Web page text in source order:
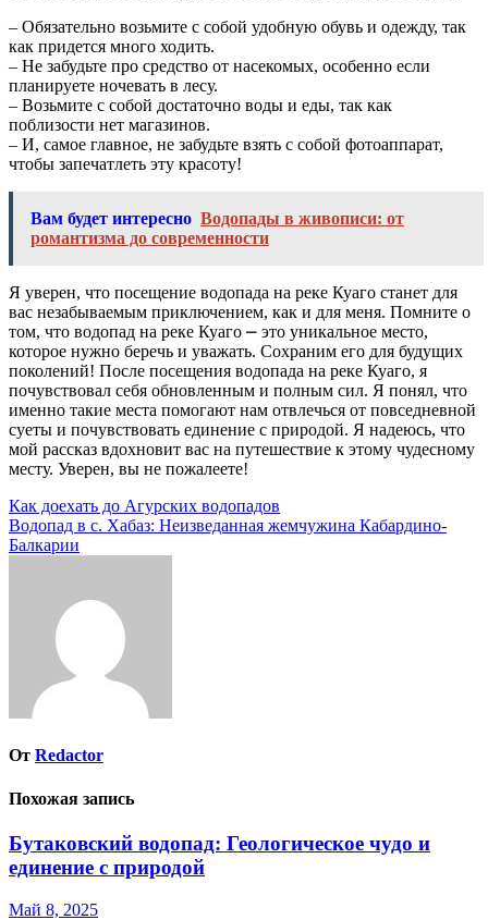
– Обязательно возьмите с собой удобную обувь и одежду, так
как придется много ходить.
– Не забудьте про средство от насекомых, особенно если
планируете ночевать в лесу.
– Возьмите с собой достаточно воды и еды, так как
поблизости нет магазинов.
– И, самое главное, не забудьте взять с собой фотоаппарат,
чтобы запечатлеть эту красоту!
Вам будет интересно Водопады в живописи: от
романтизма до современности
Я уверен, что посещение водопада на реке Куаго станет для
вас незабываемым приключением, как и для меня. Помните о
том, что водопад на реке Куаго ⎼ это уникальное место,
которое нужно беречь и уважать. Сохраним его для будущих
поколений! После посещения водопада на реке Куаго, я
почувствовал себя обновленным и полным сил. Я понял, что
именно такие места помогают нам отвлечься от повседневной
суеты и почувствовать единение с природой. Я надеюсь, что
мой рассказ вдохновит вас на путешествие к этому чудесному
месту. Уверен, вы не пожалеете!
Навигация
по
Как доехать до Агурских водопадов
Водопад в с. Хабаз: Неизведанная жемчужина Кабардино-
Балкарии
От Redactor
Похожая запись
Бутаковский водопад: Геологическое чудо и
единение с природой
Май 8, 2025